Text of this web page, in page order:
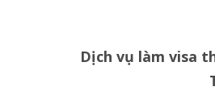
Dịch vụ làm visa